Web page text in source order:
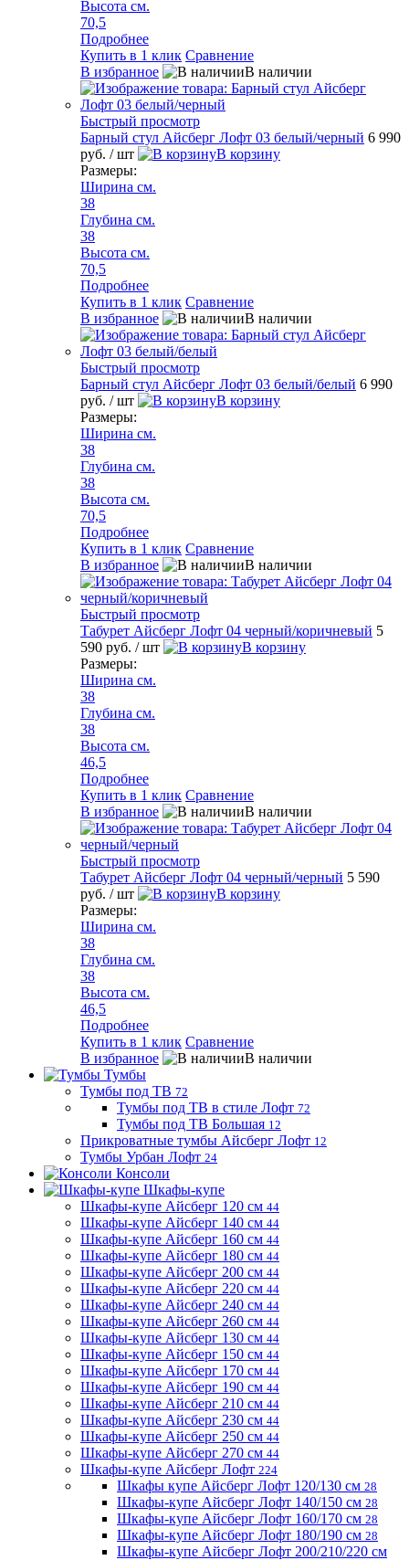
Высота см.
70,5
Подробнее
Купить в 1 клик Сравнение
В избранное
В наличии
Быстрый просмотр
Барный стул Айсберг Лофт 03 белый/черный 6 990
руб. / шт
В корзину
Размеры:
Ширина см.
38
Глубина см.
38
Высота см.
70,5
Подробнее
Купить в 1 клик Сравнение
В избранное
В наличии
Быстрый просмотр
Барный стул Айсберг Лофт 03 белый/белый 6 990
руб. / шт
В корзину
Размеры:
Ширина см.
38
Глубина см.
38
Высота см.
70,5
Подробнее
Купить в 1 клик Сравнение
В избранное
В наличии
Быстрый просмотр
Табурет Айсберг Лофт 04 черный/коричневый 5
590 руб. / шт
В корзину
Размеры:
Ширина см.
38
Глубина см.
38
Высота см.
46,5
Подробнее
Купить в 1 клик Сравнение
В избранное
В наличии
Быстрый просмотр
Табурет Айсберг Лофт 04 черный/черный 5 590
руб. / шт
В корзину
Размеры:
Ширина см.
38
Глубина см.
38
Высота см.
46,5
Подробнее
Купить в 1 клик Сравнение
В избранное
В наличии
Тумбы
Тумбы под ТВ 72
Тумбы под ТВ в стиле Лофт 72
Тумбы под ТВ Большая 12
Прикроватные тумбы Айсберг Лофт 12
Тумбы Урбан Лофт 24
Консоли
Шкафы-купе
Шкафы-купе Айсберг 120 см 44
Шкафы-купе Айсберг 140 см 44
Шкафы-купе Айсберг 160 см 44
Шкафы-купе Айсберг 180 см 44
Шкафы-купе Айсберг 200 см 44
Шкафы-купе Айсберг 220 см 44
Шкафы-купе Айсберг 240 см 44
Шкафы-купе Айсберг 260 см 44
Шкафы-купе Айсберг 130 см 44
Шкафы-купе Айсберг 150 см 44
Шкафы-купе Айсберг 170 см 44
Шкафы-купе Айсберг 190 см 44
Шкафы-купе Айсберг 210 см 44
Шкафы-купе Айсберг 230 см 44
Шкафы-купе Айсберг 250 см 44
Шкафы-купе Айсберг 270 см 44
Шкафы-купе Айсберг Лофт 224
Шкафы купе Айсберг Лофт 120/130 см 28
Шкафы-купе Айсберг Лофт 140/150 см 28
Шкафы-купе Айсберг Лофт 160/170 см 28
Шкафы-купе Айсберг Лофт 180/190 см 28
Шкафы-купе Айсберг Лофт 200/210/220 см